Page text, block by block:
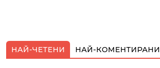
НАЙ-ЧЕТЕНИ НАЙ-КОМЕНТИРАНИ